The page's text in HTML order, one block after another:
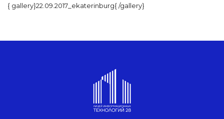
{ gallery}22.09.2017_ekaterinburg{ /gallery}